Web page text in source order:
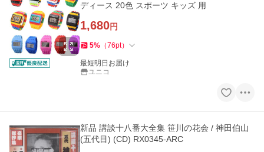
ディース 20色 スポーツ キッズ 用
1,680円
5% （76pt）
最短明日お届け
ユニコ
新品 講談十八番大全集 笹川の花会 / 神田伯山
(五代目) (CD) RX0345-ARC